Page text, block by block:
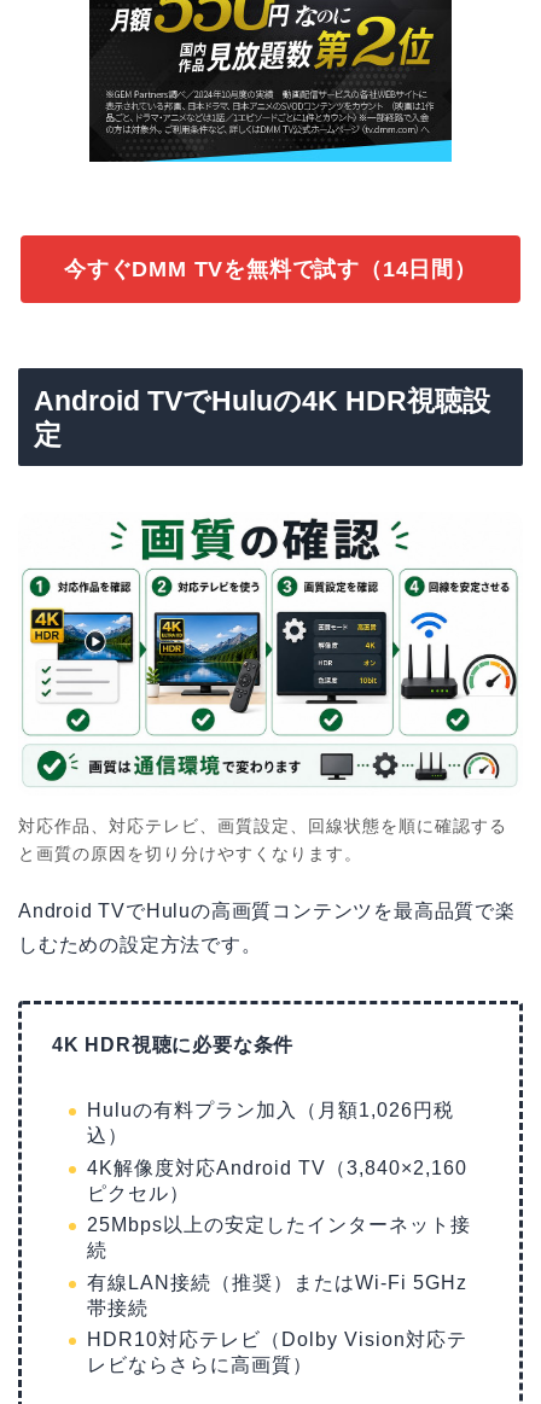
今すぐDMM TVを無料で試す（14日間）
Android TVでHuluの4K HDR視聴設
定
対応作品、対応テレビ、画質設定、回線状態を順に確認する
と画質の原因を切り分けやすくなります。
Android TVでHuluの高画質コンテンツを最高品質で楽
しむための設定方法です。
4K HDR視聴に必要な条件
Huluの有料プラン加入（月額1,026円税
込）
4K解像度対応Android TV（3,840×2,160
ピクセル）
25Mbps以上の安定したインターネット接
続
有線LAN接続（推奨）またはWi-Fi 5GHz
帯接続
HDR10対応テレビ（Dolby Vision対応テ
レビならさらに高画質）